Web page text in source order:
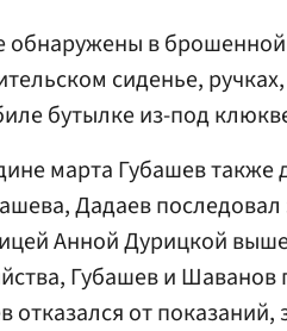
в
сиденье,
бутылке из-под
марта Губашев также
Дадаев
Анной Дурицкой
Губашев и
от показаний,